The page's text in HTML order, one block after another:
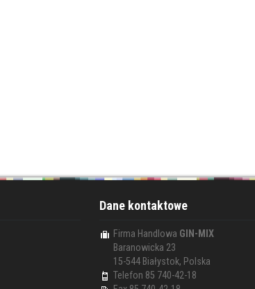
Dane kontaktowe
Firma Handlowa GIN-MIX
Baranowicka 23
15-544 Białystok, Polska
Telefon 85 740-42-18